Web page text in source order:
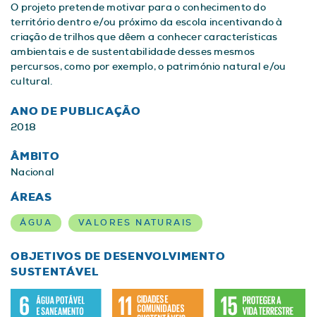
O projeto pretende motivar para o conhecimento do
território dentro e/ou próximo da escola incentivando à
criação de trilhos que dêem a conhecer características
ambientais e de sustentabilidade desses mesmos
percursos, como por exemplo, o património natural e/ou
cultural.
ANO DE PUBLICAÇÃO
2018
ÂMBITO
Nacional
ÁREAS
ÁGUA VALORES NATURAIS
OBJETIVOS DE DESENVOLVIMENTO
SUSTENTÁVEL